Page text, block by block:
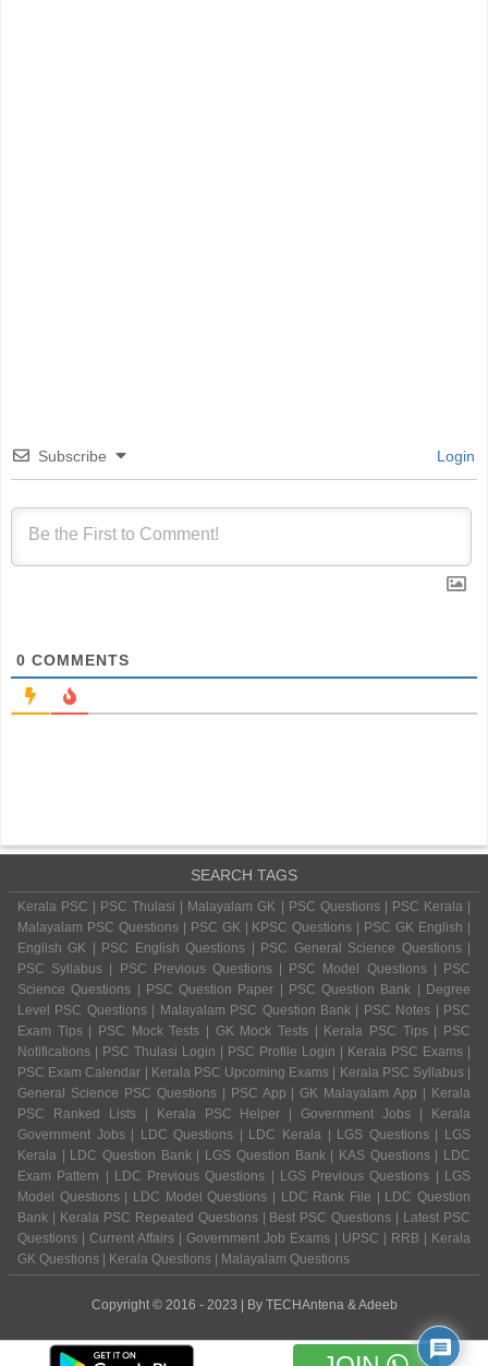
Subscribe Login
0 COMMENTS
SEARCH TAGS
Kerala PSC | PSC Thulasi | Malayalam GK | PSC Questions | PSC Kerala |
Malayalam PSC Questions | PSC GK | KPSC Questions | PSC GK English |
English GK | PSC English Questions | PSC General Science Questions |
PSC Syllabus | PSC Previous Questions | PSC Model Questions | PSC
Science Questions | PSC Question Paper | PSC Question Bank | Degree
Level PSC Questions | Malayalam PSC Question Bank | PSC Notes | PSC
Exam Tips | PSC Mock Tests | GK Mock Tests | Kerala PSC Tips | PSC
Notifications | PSC Thulasi Login | PSC Profile Login | Kerala PSC Exams |
PSC Exam Calendar | Kerala PSC Upcoming Exams | Kerala PSC Syllabus |
General Science PSC Questions | PSC App | GK Malayalam App | Kerala
PSC Ranked Lists | Kerala PSC Helper | Government Jobs | Kerala
Government Jobs | LDC Questions | LDC Kerala | LGS Questions | LGS
Kerala | LDC Question Bank | LGS Question Bank | KAS Questions | LDC
Exam Pattern | LDC Previous Questions | LGS Previous Questions | LGS
Model Questions | LDC Model Questions | LDC Rank File | LDC Question
Bank | Kerala PSC Repeated Questions | Best PSC Questions | Latest PSC
Questions | Current Affairs | Government Job Exams | UPSC | RRB | Kerala
GK Questions | Kerala Questions | Malayalam Questions
Copyright © 2016 - 2023 | By TECHAntena & Adeeb